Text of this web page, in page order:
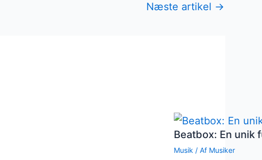
Næste artikel →
Beatbox: En unik
Musik / Af Musiker